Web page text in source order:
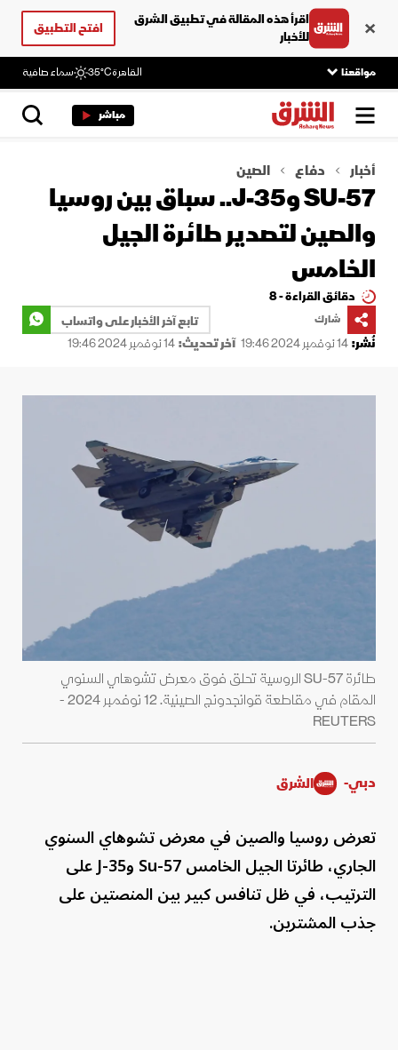
اقرأ هذه المقالة في تطبيق الشرق
للأخبار
افتح التطبيق
مواقعنا القاهرة35°C سماء صافية
مباشر
أخبار دفاع الصين
SU-57 وJ-35.. سباق بين روسيا
والصين لتصدير طائرة الجيل
الخامس
دقائق القراءة - 8
شارك
تابع آخر الأخبار على واتساب
نُشر:14 نوفمبر 2024 19:46 آخر تحديث:14 نوفمبر 2024 19:46
طائرة SU-57 الروسية تحلق فوق معرض تشوهاي السنوي
المقام في مقاطعة قوانجدونج الصينية. 12 نوفمبر 2024 -
REUTERS
دبي- الشرق
تعرض روسيا والصين في معرض تشوهاي السنوي
الجاري، طائرتا الجيل الخامس Su-57 وJ-35 على
الترتيب، في ظل تنافس كبير بين المنصتين على
جذب المشترين.